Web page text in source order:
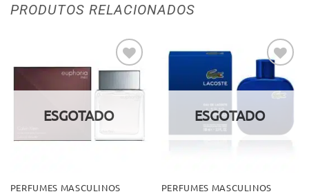
PRODUTOS RELACIONADOS
aos meus
ESGOTADO
PERFUMES MASCULINOS
Adicionar
aos meus
ESGOTADO
PERFUMES MASCULINOS